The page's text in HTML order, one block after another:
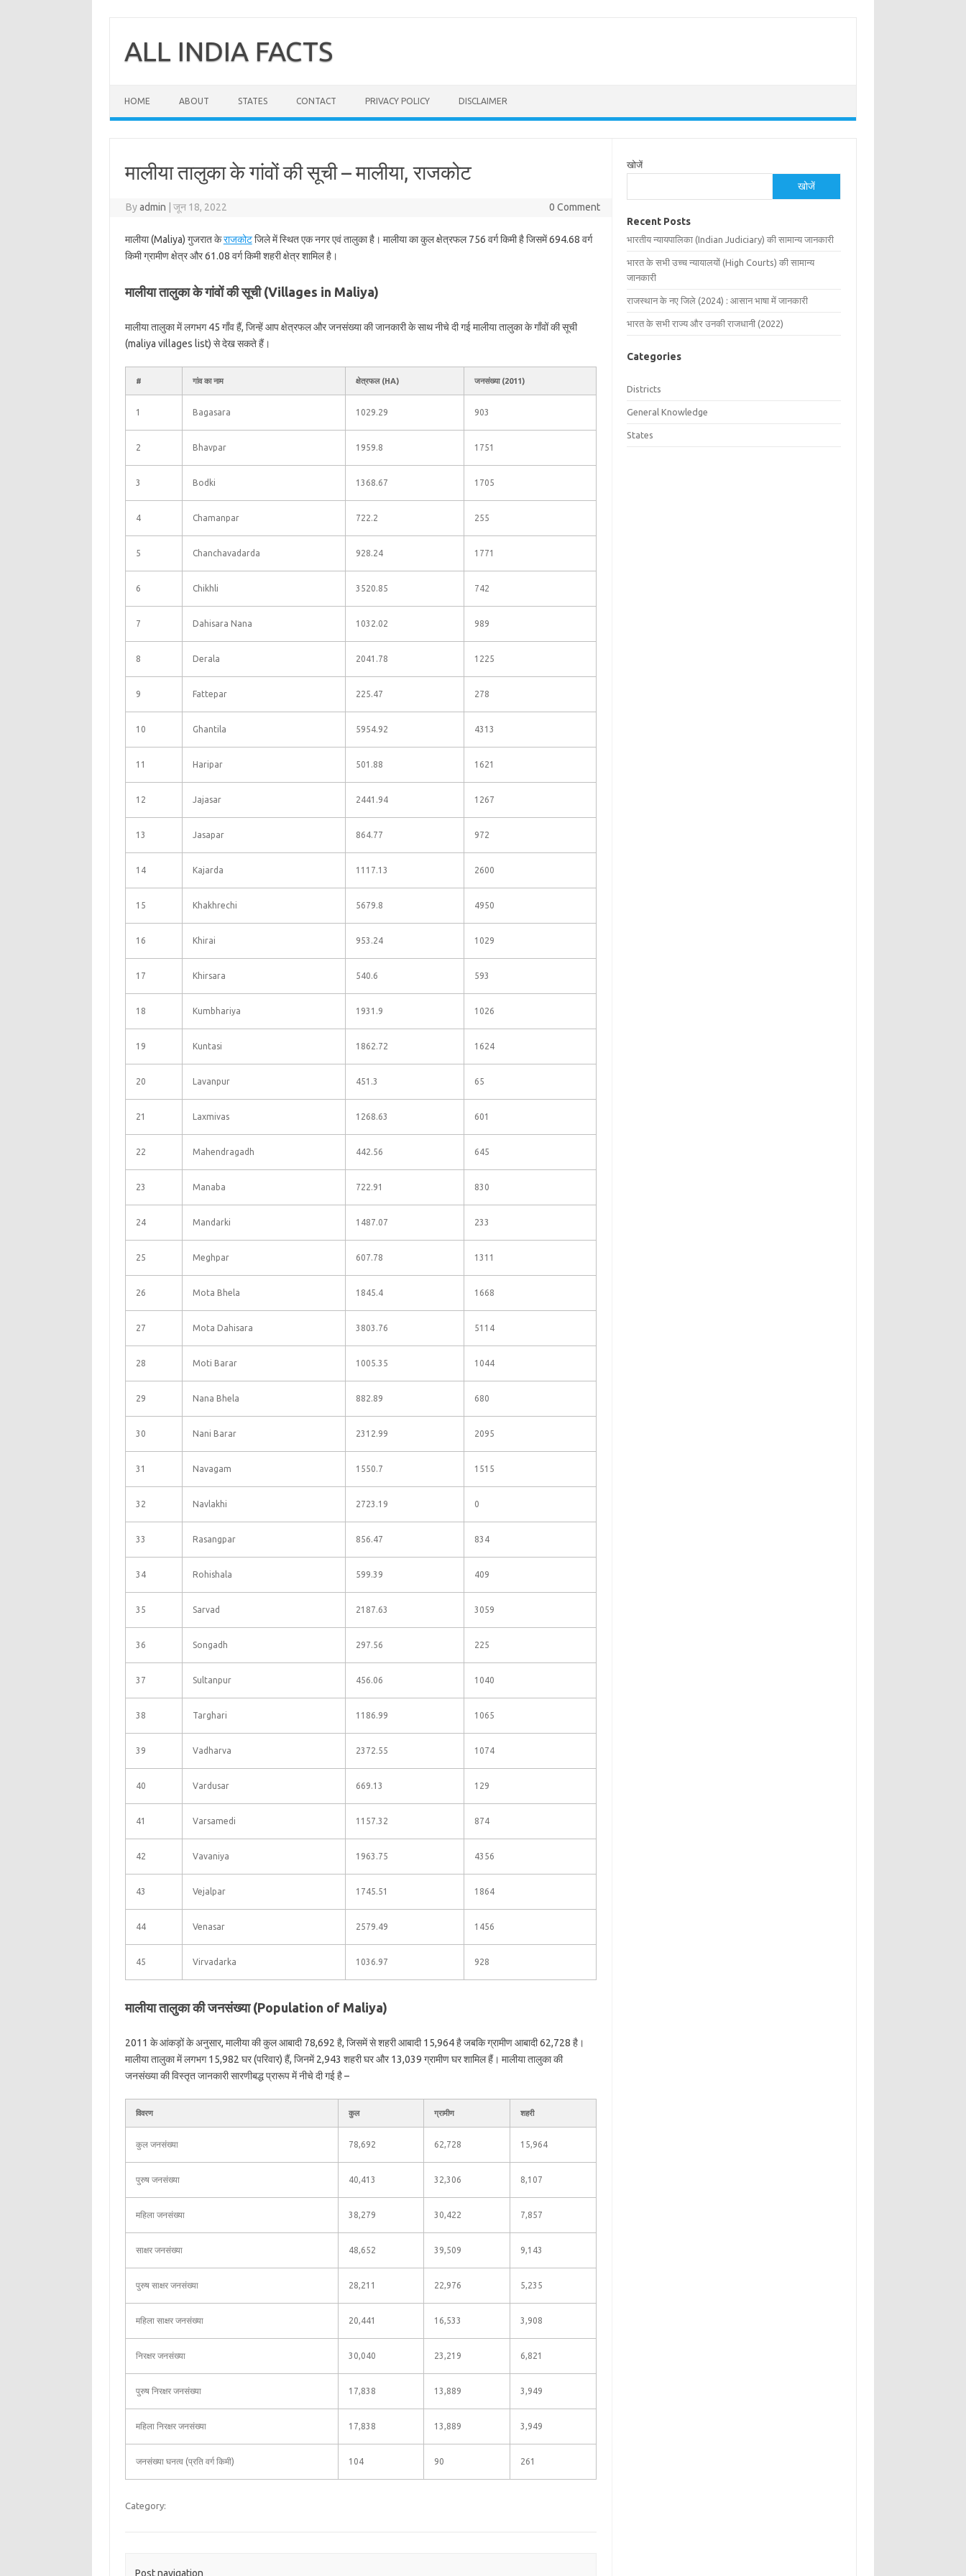
contentALL INDIA FACTS
HOME ABOUT STATES CONTACT PRIVACY POLICY DISCLAIMER
मालीया तालुका के गांवों की सूची – मालीया, राजकोट
Byadmin जून 18, 2022 0 Comment
मालीया (Maliya) गुजरात केराजकोटजिले में स्थित एक नगर एवं तालुका है। मालीया का कुल क्षेत्रफल 756 वर्ग किमी है जिसमें 694.68 वर्ग
किमी ग्रामीण क्षेत्र और 61.08 वर्ग किमी शहरी क्षेत्र शामिल है।
मालीया तालुका के गांवों की सूची (Villages in Maliya)
मालीया तालुका में लगभग 45 गाँव हैं, जिन्हें आप क्षेत्रफल और जनसंख्या की जानकारी के साथ नीचे दी गई मालीया तालुका के गाँवों की सूची
(maliya villages list) से देख सकते हैं।
# गांव का नाम क्षेत्रफल (HA) जनसंख्या (2011)
1 Bagasara 1029.29 903
2 Bhavpar 1959.8 1751
3 Bodki 1368.67 1705
4 Chamanpar 722.2 255
5 Chanchavadarda 928.24 1771
6 Chikhli 3520.85 742
7 Dahisara Nana 1032.02 989
8 Derala 2041.78 1225
9 Fattepar 225.47 278
10 Ghantila 5954.92 4313
11 Haripar 501.88 1621
12 Jajasar 2441.94 1267
13 Jasapar 864.77 972
14 Kajarda 1117.13 2600
15 Khakhrechi 5679.8 4950
16 Khirai 953.24 1029
17 Khirsara 540.6 593
18 Kumbhariya 1931.9 1026
19 Kuntasi 1862.72 1624
20 Lavanpur 451.3 65
21 Laxmivas 1268.63 601
22 Mahendragadh 442.56 645
23 Manaba 722.91 830
24 Mandarki 1487.07 233
25 Meghpar 607.78 1311
26 Mota Bhela 1845.4 1668
27 Mota Dahisara 3803.76 5114
28 Moti Barar 1005.35 1044
29 Nana Bhela 882.89 680
30 Nani Barar 2312.99 2095
31 Navagam 1550.7 1515
32 Navlakhi 2723.19 0
33 Rasangpar 856.47 834
34 Rohishala 599.39 409
35 Sarvad 2187.63 3059
36 Songadh 297.56 225
37 Sultanpur 456.06 1040
38 Targhari 1186.99 1065
39 Vadharva 2372.55 1074
40 Vardusar 669.13 129
41 Varsamedi 1157.32 874
42 Vavaniya 1963.75 4356
43 Vejalpar 1745.51 1864
44 Venasar 2579.49 1456
45 Virvadarka 1036.97 928
मालीया तालुका की जनसंख्या (Population of Maliya)
2011 के आंकड़ों के अनुसार, मालीया की कुल आबादी 78,692 है, जिसमें से शहरी आबादी 15,964 है जबकि ग्रामीण आबादी 62,728 है।
मालीया तालुका में लगभग 15,982 घर (परिवार) हैं, जिनमें 2,943 शहरी घर और 13,039 ग्रामीण घर शामिल हैं। मालीया तालुका की
जनसंख्या की विस्तृत जानकारी सारणीबद्ध प्रारूप में नीचे दी गई है –
विवरण कुल ग्रामीण शहरी
कुल जनसंख्या 78,692 62,728 15,964
पुरुष जनसंख्या 40,413 32,306 8,107
महिला जनसंख्या 38,279 30,422 7,857
साक्षर जनसंख्या 48,652 39,509 9,143
पुरुष साक्षर जनसंख्या 28,211 22,976 5,235
महिला साक्षर जनसंख्या 20,441 16,533 3,908
निरक्षर जनसंख्या 30,040 23,219 6,821
पुरुष निरक्षर जनसंख्या 17,838 13,889 3,949
महिला निरक्षर जनसंख्या 17,838 13,889 3,949
जनसंख्या घनत्व (प्रति वर्ग किमी) 104 90 261
Category:
Post navigation
खोजें
खोजें
Recent Posts
भारतीय न्यायपालिका (Indian Judiciary) की सामान्य जानकारी
भारत के सभी उच्च न्यायालयों (High Courts) की सामान्य
जानकारी
राजस्थान के नए जिले (2024) : आसान भाषा में जानकारी
भारत के सभी राज्य और उनकी राजधानी (2022)
Categories
Districts
General Knowledge
States